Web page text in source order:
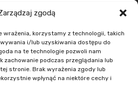
zgodą
wrażenia, korzystamy z technologii, takich
i/lub uzyskiwania dostępu do
na te technologie pozwoli nam
zachowanie podczas przeglądania lub
stronie. Brak wyrażenia zgody lub
wpłynąć na niektóre cechy i